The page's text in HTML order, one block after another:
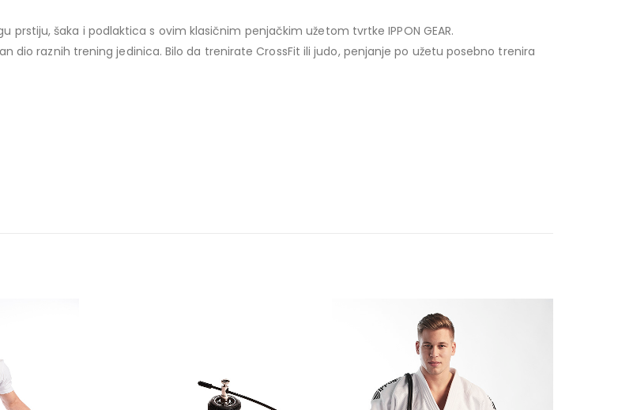
prstiju, šaka i podlaktica s ovim klasičnim penjačkim užetom tvrtke IPPON GEAR.
dio raznih trening jedinica. Bilo da trenirate CrossFit ili judo, penjanje po užetu posebno trenira